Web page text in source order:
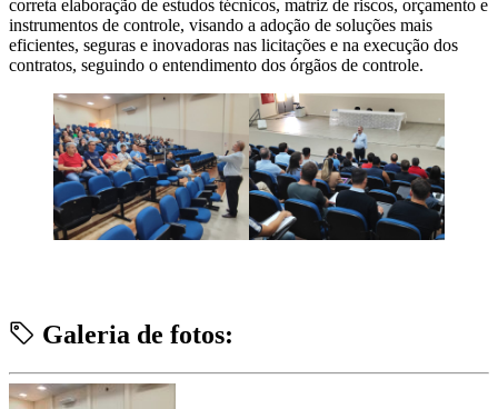
correta elaboração de estudos técnicos, matriz de riscos, orçamento e
instrumentos de controle, visando a adoção de soluções mais
eficientes, seguras e inovadoras nas licitações e na execução dos
contratos, seguindo o entendimento dos órgãos de controle.
Galeria de fotos: